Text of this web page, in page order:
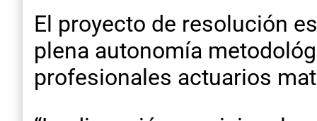
El proyecto de resolución
plena autonomía
profesionales actuarios